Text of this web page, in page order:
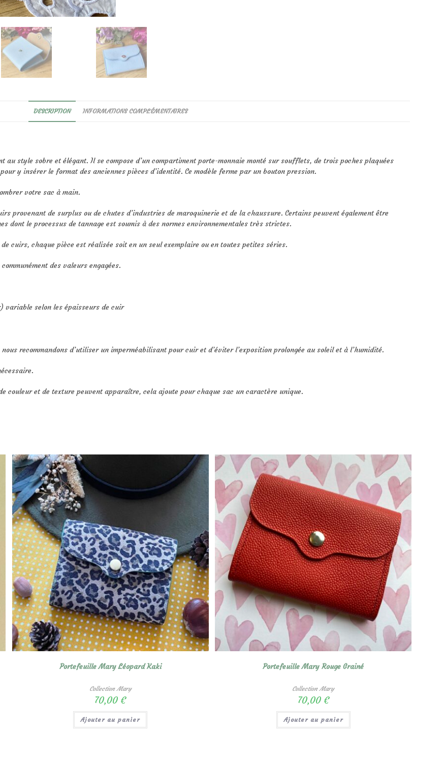
DESCRIPTION INFORMATIONS COMPLÉMENTAIRES
style sobre et élégant. Il se compose d’un compartiment porte-monnaie monté sur soufflets, de trois poches plaquées
y insérer le format des anciennes pièces d’identité. Ce modèle ferme par un bouton pression.
votre sac à main.
provenant de surplus ou de chutes d’industries de maroquinerie et de la chaussure. Certains peuvent également être
dont le processus de tannage est soumis à des normes environnementales très strictes.
cuirs, chaque pièce est réalisée soit en un seul exemplaire ou en toutes petites séries.
des valeurs engagées.
variable selon les épaisseurs de cuir
recommandons d’utiliser un imperméabilisant pour cuir et d’éviter l’exposition prolongée au soleil et à l’humidité.
couleur et de texture peuvent apparaître, cela ajoute pour chaque sac un caractère unique.
Portefeuille Mary Léopard Kaki
Collection Mary
70,00€
Ajouter au panier
Portefeuille Mary Rouge Grainé
Collection Mary
70,00 €
Ajouter au panier